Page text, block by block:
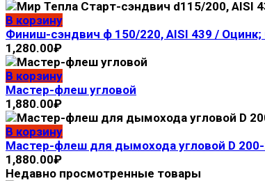
В корзину
Финиш-сэндвич ф 150/220, AISI 439 /
1,280.00₽
В корзину
Мастер-флеш угловой
1,880.00₽
В корзину
Мастер-флеш для дымохода угловой D
1,880.00₽
Недавно просмотренные товары